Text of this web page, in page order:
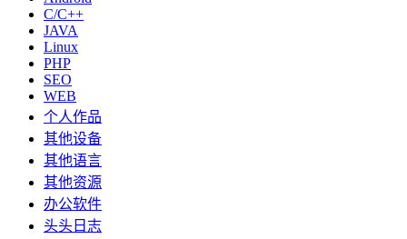
C/C++
JAVA
Linux
PHP
SEO
WEB
个人作品
其他设备
其他语言
其他资源
办公软件
头头日志